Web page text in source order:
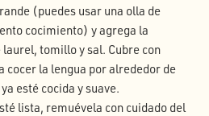
(puedes usar una olla de
cocimiento) y agrega la
tomillo y sal. Cubre con
cocer la lengua por alrededor de
esté cocida y suave.
lista, remuévela con cuidado del